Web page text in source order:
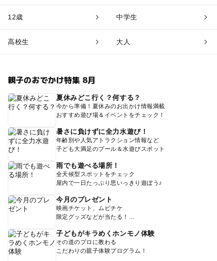
12歳 中学生
高校生 大人
親子のおでかけ特集 8月
夏休みどこ行く？何する？
今から準備！夏休みのお出かけ情報満載
おすすめ遊び場＆イベントをチェック！
暑さに負けずに全力水遊び！
年齢別や人気アトラクション情報など
子ども大満足のプール＆水遊びスポット
雨でも遊べる場所！
全天候型スポットをチェック
屋内で一日たっぷり思いっきり遊ぼう♪
今月のプレゼント
映画チケット、ムビチケ
限定グッズなどが当たる！
子どもがキラめくホンモノ体験
その道のプロに教わる
こだわりの親子体験プログラム！